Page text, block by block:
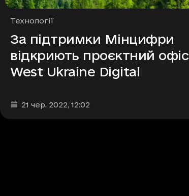
Рубрики
Технології
За підтримки Мінцифри
відкриють проєктний офіс
West Ukraine Digital
Дата та час публікації
21 чер. 2022, 12:02